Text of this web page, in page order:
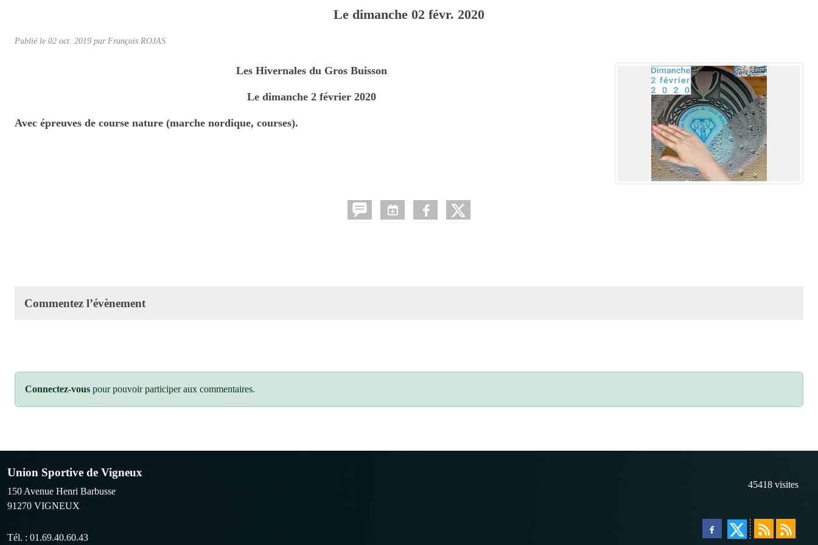
Le dimanche 02 févr. 2020
Publié le 02 oct. 2019 par François ROJAS
Les Hivernales du Gros Buisson
Le dimanche 2 février 2020
Avec épreuves de course nature (marche nordique, courses).
Commentez l’évènement
Connectez-vous pour pouvoir participer aux commentaires.
Union Sportive de Vigneux
150 Avenue Henri Barbusse
91270 VIGNEUX
Tél. : 01.69.40.60.43
45418 visites